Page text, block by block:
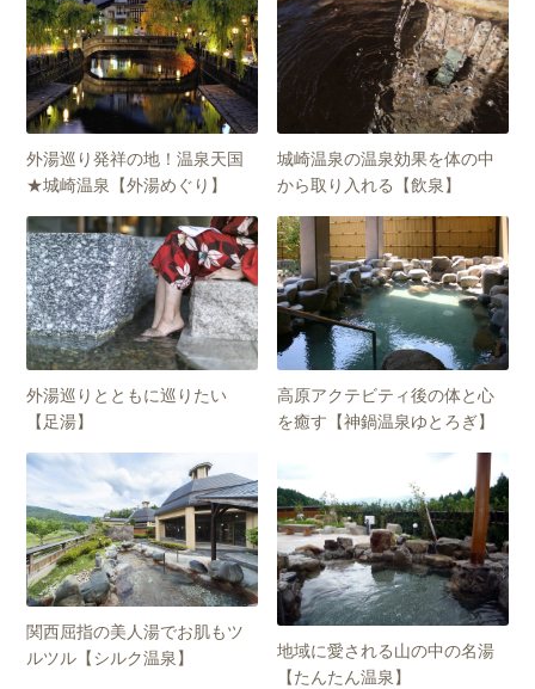
外湯巡り発祥の地！温泉天国
★城崎温泉【外湯めぐり】
城崎温泉の温泉効果を体の中
から取り入れる【飲泉】
外湯巡りとともに巡りたい
【足湯】
高原アクテビティ後の体と心
を癒す【神鍋温泉ゆとろぎ】
関西屈指の美人湯でお肌もツ
ルツル【シルク温泉】
地域に愛される山の中の名湯
【たんたん温泉】